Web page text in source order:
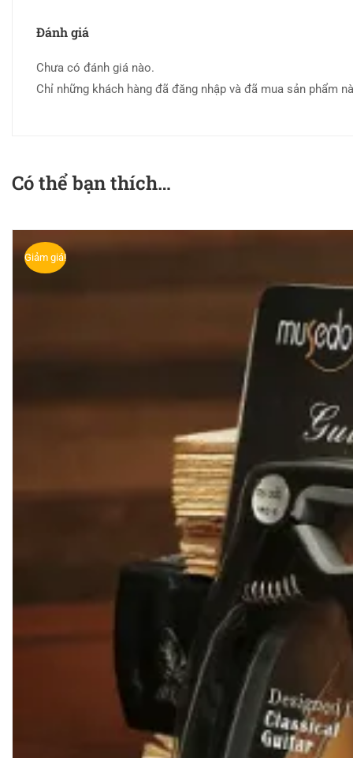
Đánh giá
Chưa có đánh giá nào.
Chỉ những khách hàng đã đăng nhập và đã mua sản phẩm
Có thể bạn thích…
Giảm giá!